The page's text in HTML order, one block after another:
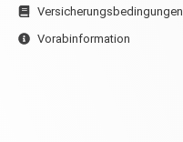
Versicherungsbedingungen
Vorabinformation